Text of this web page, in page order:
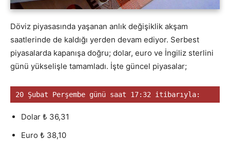
Döviz piyasasında yaşanan anlık değişiklik akşam
saatlerinde de kaldığı yerden devam ediyor. Serbest
piyasalarda kapanışa doğru; dolar, euro ve İngiliz sterlini
günü yükselişle tamamladı. İşte güncel piyasalar;
20 Şubat Perşembe günü saat 17:32 itibarıyla:
Dolar ₺ 36,31
Euro ₺ 38,10